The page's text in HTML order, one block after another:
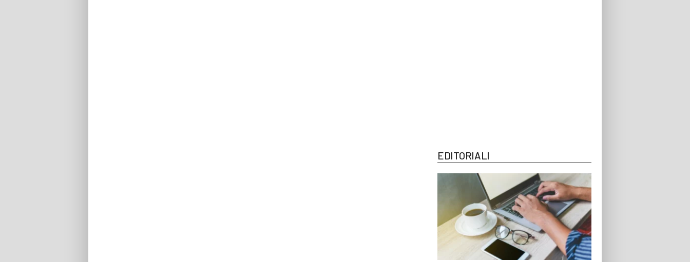
EDITORIALI